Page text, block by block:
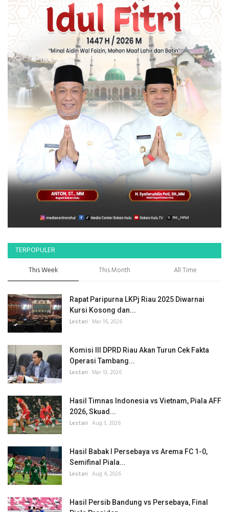
TERPOPULER
This Week This Month All Time
Rapat Paripurna LKPj Riau 2025 Diwarnai
Kursi Kosong dan...
Lestari Mar 16, 2026
Komisi III DPRD Riau Akan Turun Cek Fakta
Operasi Tambang...
Lestari Mar 13, 2026
Hasil Timnas Indonesia vs Vietnam, Piala AFF
2026, Skuad...
Lestari Aug 3, 2026
Hasil Babak I Persebaya vs Arema FC 1-0,
Semifinal Piala...
Lestari Aug 4, 2026
Hasil Persib Bandung vs Persebaya, Final